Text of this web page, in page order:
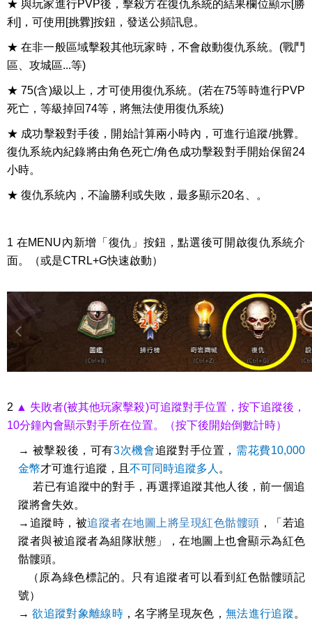
★ 與玩家進行PVP後，擊殺方在復仇系統的結果欄位顯示[勝
利]，可使用[挑釁]按鈕，發送公頻訊息。
★ 在非一般區域擊殺其他玩家時，不會啟動復仇系統。(戰鬥
區、攻城區...等)
★ 75(含)級以上，才可使用復仇系統。(若在75等時進行PVP
死亡，等級掉回74等，將無法使用復仇系統)
★ 成功擊殺對手後，開始計算兩小時內，可進行追蹤/挑釁。
復仇系統內紀錄將由角色死亡/角色成功擊殺對手開始保留24
小時。
★ 復仇系統內，不論勝利或失敗，最多顯示20名、。
1 在MENU內新增「復仇」按鈕，點選後可開啟復仇系統介
面。（或是CTRL+G快速啟動）
2 ▲ 失敗者(被其他玩家擊殺)可追蹤對手位置，按下追蹤後，
10分鐘內會顯示對手所在位置。（按下後開始倒數計時）
→ 被擊殺後，可有3次機會追蹤對手位置， 需花費10,000
金幣才可進行追蹤，且 不可同時追蹤多人。
若已有追蹤中的對手，再選擇追蹤其他人後，前一個追
蹤將會失效。
→追蹤時，被追蹤者在地圖上將呈現紅色骷髏頭 ，「若追
蹤者與被追蹤者為組隊狀態」，在地圖上也會顯示為紅色
骷髏頭。
（原為綠色標記的。只有追蹤者可以看到紅色骷髏頭記
號）
→欲追蹤對象離線時 ，名字將呈現灰色，無法進行追蹤。